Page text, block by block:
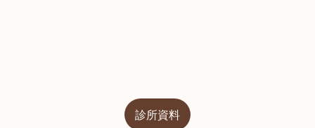
診所資料